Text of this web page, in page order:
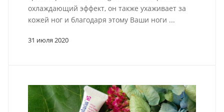
31 июля 2020
охлаждающий эффект, он также ухаживает за
кожей ног и благодаря этому Ваши ноги ...